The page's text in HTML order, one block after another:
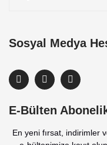
Sosyal Medya
E-Bülten
En yeni fırsat, indirimler